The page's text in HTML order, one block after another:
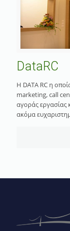
DataRC
Η DATA RC η
marketing, call
αγοράς εργασίας
ακόμα